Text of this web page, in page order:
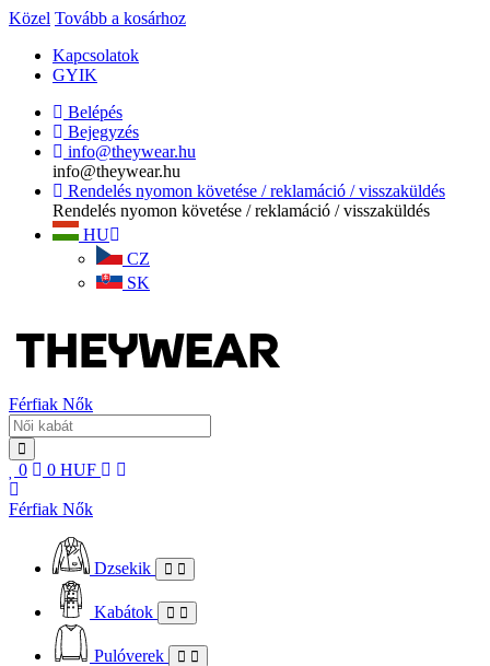
Közel Tovább a kosárhoz
Kapcsolatok
GYIK
Belépés
Bejegyzés
info@theywear.hu
info@theywear.hu
Rendelés nyomon követése / reklamáció / visszaküldés
Rendelés nyomon követése / reklamáció / visszaküldés
HU
CZ
SK
Férfiak Nők
0 0 HUF
Férfiak Nők
Dzsekik
Kabátok
Pulóverek